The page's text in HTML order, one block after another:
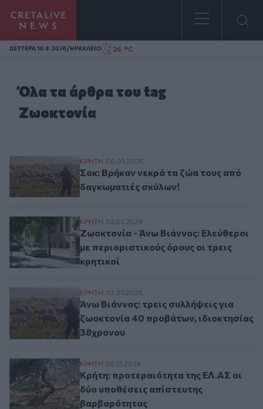
Homepage
ΔΕΥΤΕΡΑ 10.8.2026/ΗΡΑΚΛΕΙΟ 26 °C
Όλα τα άρθρα του tag
Ζωοκτονία
Σοκ: Βρήκαν νεκρά τα ζώα τους από
ΚΡΗΤΗ 06.01.2026
Σοκ: Βρήκαν νεκρά τα ζώα τους από
δαγκωματιές σκύλων!
Ζωοκτονία - Άνω Βιάννος: Ελεύθεροι με
ΚΡΗΤΗ 02.01.2026
Ζωοκτονία - Άνω Βιάννος: Ελεύθεροι
με περιοριστικούς όρους οι τρεις
κρητικοί
Άνω Βιάννος: τρεις συλλήψεις για
ΚΡΗΤΗ 02.01.2026
Άνω Βιάννος: τρεις συλλήψεις για
ζωοκτονία 40 προβάτων, ιδιοκτησίας
38χρονου
Κρήτη: προτεραιότητα της ΕΛ.ΑΣ οι δύο
ΚΡΗΤΗ 06.11.2024
Κρήτη: προτεραιότητα της ΕΛ.ΑΣ οι
δύο υποθέσεις απίστευτης
βαρβαρότητας